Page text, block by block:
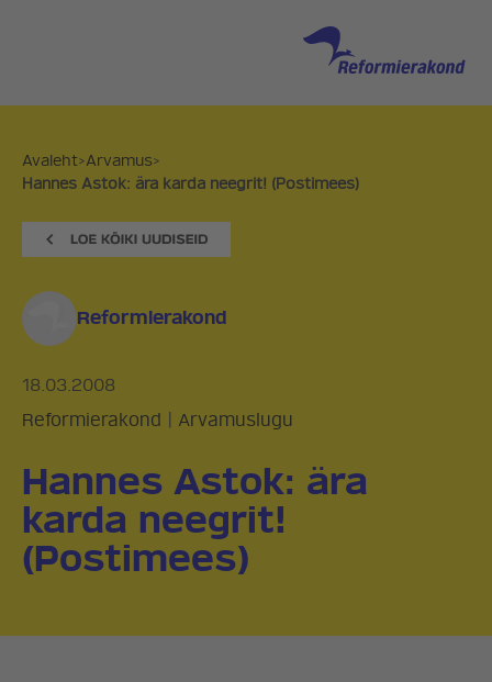
Avaleht>Arvamus>
Hannes Astok: ära karda neegrit! (Postimees)
Reformierakond
18.03.2008
Reformierakond
Arvamuslugu
Hannes Astok: ära
karda neegrit!
(Postimees)